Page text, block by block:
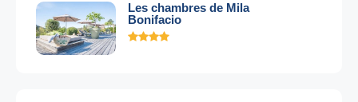
Les chambres de Mila
Bonifacio